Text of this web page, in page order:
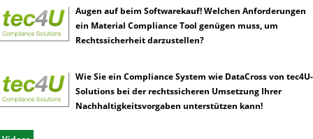
Augen auf beim Softwarekauf! Welchen Anforderungen
ein Material Compliance Tool genügen muss, um
Rechtssicherheit darzustellen?
Wie Sie ein Compliance System wie DataCross von tec4U-
Solutions bei der rechtssicheren Umsetzung Ihrer
Nachhaltigkeitsvorgaben unterstützen kann!